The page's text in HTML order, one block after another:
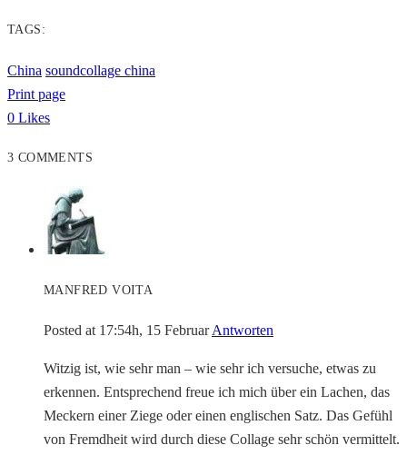
TAGS:
China soundcollage china
Print page
0 Likes
3 COMMENTS
MANFRED VOITA
Posted at 17:54h, 15 Februar Antworten
Witzig ist, wie sehr man – wie sehr ich versuche, etwas zu
erkennen. Entsprechend freue ich mich über ein Lachen, das
Meckern einer Ziege oder einen englischen Satz. Das Gefühl
von Fremdheit wird durch diese Collage sehr schön vermittelt.